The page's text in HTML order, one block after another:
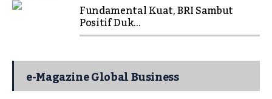
Fundamental Kuat, BRI Sambut
Positif Duk...
e-Magazine Global Business